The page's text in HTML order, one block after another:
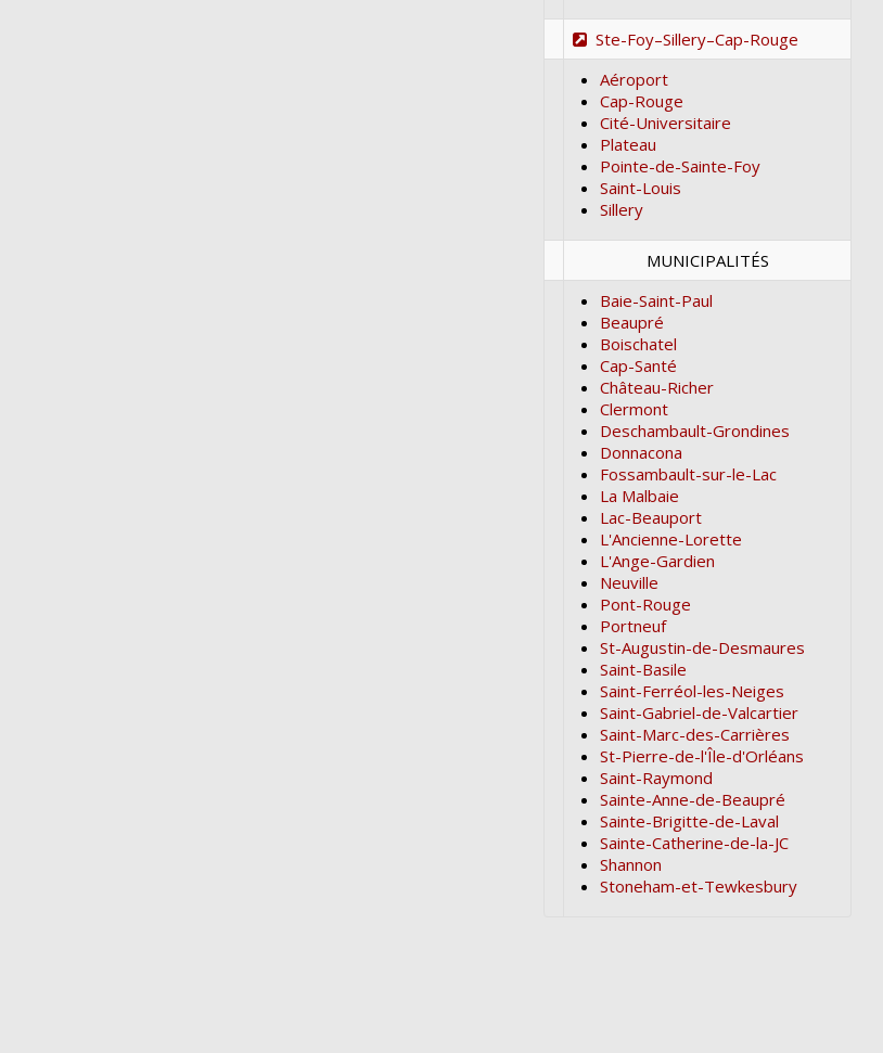
Ste-Foy–Sillery–Cap-Rouge
Aéroport
Cap-Rouge
Cité-Universitaire
Plateau
Pointe-de-Sainte-Foy
Saint-Louis
Sillery
MUNICIPALITÉS
Baie-Saint-Paul
Beaupré
Boischatel
Cap-Santé
Château-Richer
Clermont
Deschambault-Grondines
Donnacona
Fossambault-sur-le-Lac
La Malbaie
Lac-Beauport
L'Ancienne-Lorette
L'Ange-Gardien
Neuville
Pont-Rouge
Portneuf
St-Augustin-de-Desmaures
Saint-Basile
Saint-Ferréol-les-Neiges
Saint-Gabriel-de-Valcartier
Saint-Marc-des-Carrières
St-Pierre-de-l'Île-d'Orléans
Saint-Raymond
Sainte-Anne-de-Beaupré
Sainte-Brigitte-de-Laval
Sainte-Catherine-de-la-JC
Shannon
Stoneham-et-Tewkesbury